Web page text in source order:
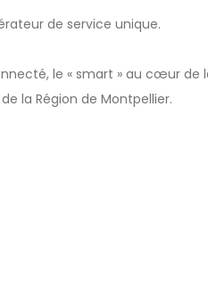
de service unique.
le « smart » au cœur de
la Région de Montpellier.